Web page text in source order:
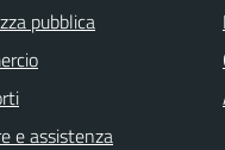
pubblica
e assistenza